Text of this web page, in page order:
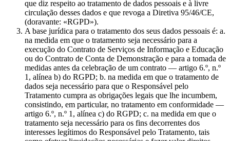
que diz respeito ao tratamento de dados pessoais e à livre
circulação desses dados e que revoga a Diretiva 95/46/CE,
(doravante: «RGPD»).
A base jurídica para o tratamento dos seus dados pessoais é: a.
na medida em que o tratamento seja necessário para a
execução do Contrato de Serviços de Informação e Educação
ou do Contrato de Conta de Demonstração e para a tomada de
medidas antes da celebração de um contrato — artigo 6.º, n.º
1, alínea b) do RGPD; b. na medida em que o tratamento de
dados seja necessário para que o Responsável pelo
Tratamento cumpra as obrigações legais que lhe incumbem,
consistindo, em particular, no tratamento em conformidade —
artigo 6.º, n.º 1, alínea c) do RGPD; c. na medida em que o
tratamento seja necessário para os fins decorrentes dos
interesses legítimos do Responsável pelo Tratamento, tais